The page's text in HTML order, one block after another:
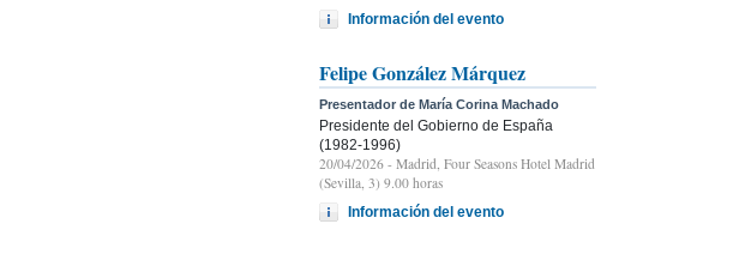
Información del evento
Felipe González Márquez
Presentador de María Corina Machado
Presidente del Gobierno de España
(1982-1996)
20/04/2026 - Madrid, Four Seasons Hotel Madrid
(Sevilla, 3) 9.00 horas
Información del evento